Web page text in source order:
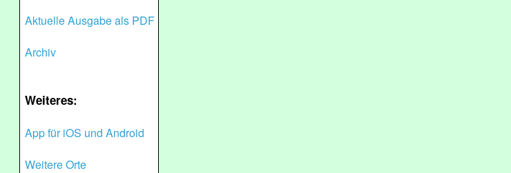
Aktuelle Ausgabe als PDF
Archiv
Weiteres:
App für iOS und Android
Weitere Orte